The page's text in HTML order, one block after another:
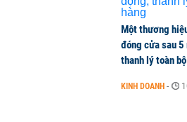
CEO
của
CHUYỂN
Một thương
đóng cửa sau 5
thanh lý toàn
KINH DOANH -